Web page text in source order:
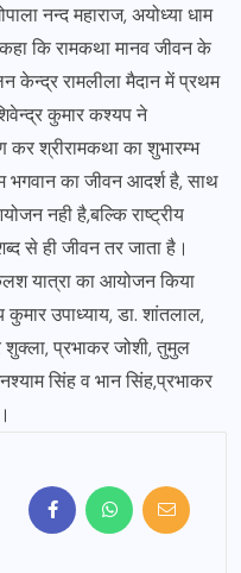
नन्द महाराज, अयोध्या धाम
कि रामकथा मानव जीवन के
रामलीला मैदान में प्रथम
कुमार कश्यप ने
कर श्रीरामकथा का शुभारम्भ
भगवान का जीवन आदर्श है, साथ
नही है,बल्कि राष्ट्रीय
से ही जीवन तर जाता है।
यात्रा का आयोजन किया
उपाध्याय, डा. शांतलाल,
प्रभाकर जोशी, तुमुल
सिंह व भान सिंह,प्रभाकर